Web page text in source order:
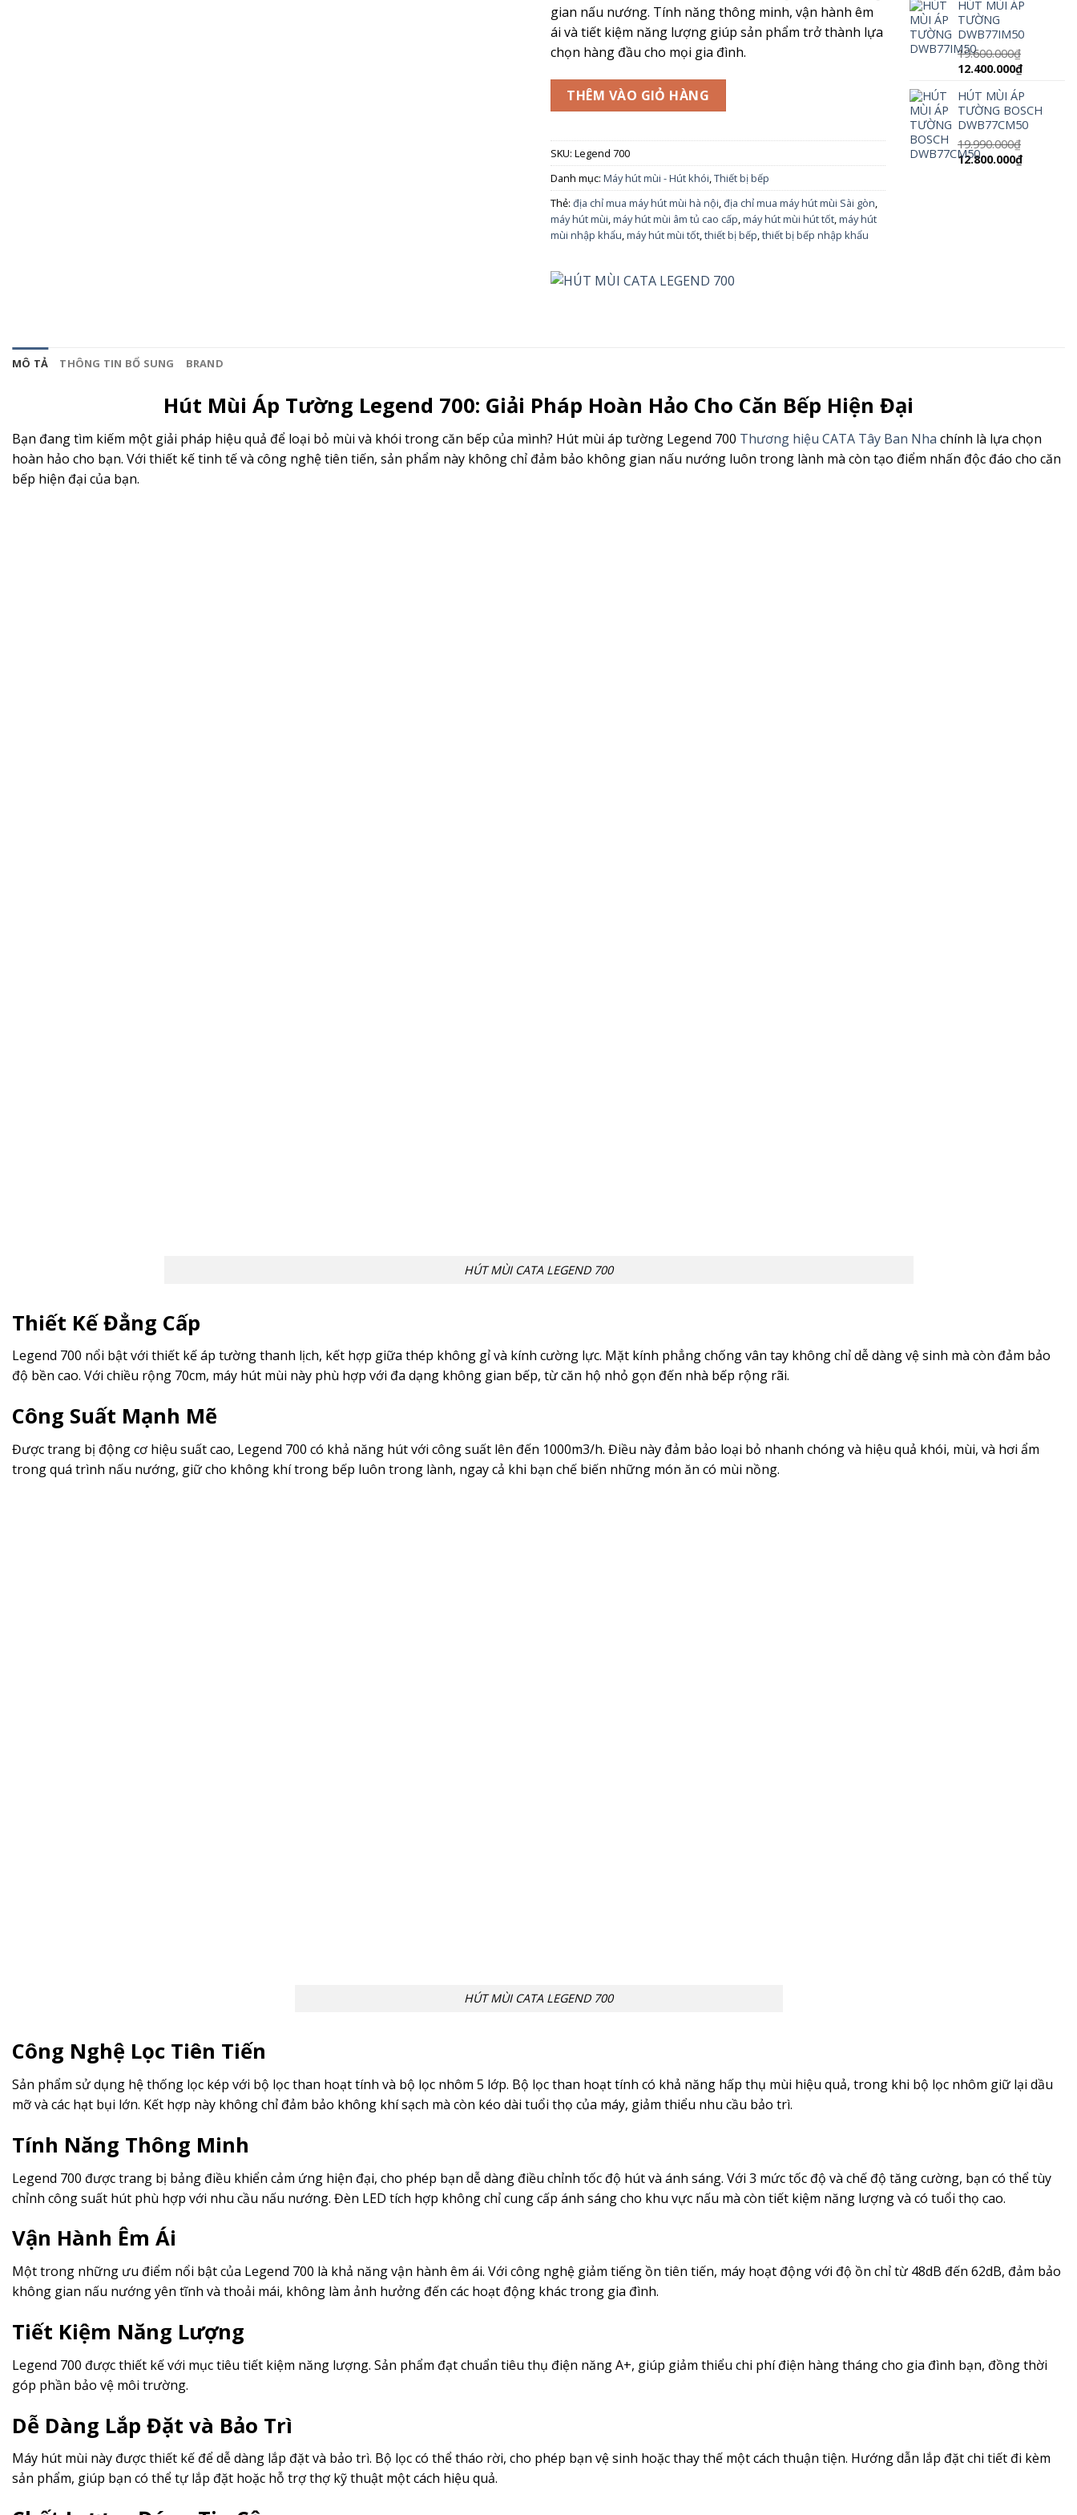
gian nấu nướng. Tính năng thông minh, vận hành êm
ái và tiết kiệm năng lượng giúp sản phẩm trở thành lựa
chọn hàng đầu cho mọi gia đình.
THÊM VÀO GIỎ HÀNG
SKU: Legend 700
Danh mục: Máy hút mùi - Hút khói,Thiết bị bếp
Thẻ: địa chỉ mua máy hút mùi hà nội,địa chỉ mua máy hút mùi Sài gòn,
máy hút mùi,máy hút mùi âm tủ cao cấp,máy hút mùi hút tốt,máy hút
mùi nhập khẩu,máy hút mùi tốt,thiết bị bếp,thiết bị bếp nhập khẩu
là:
12.590.000₫.
tại
9.443.000₫.
HÚT MÙI ÁP
TƯỜNG
DWB77IM50
19.600.000₫
Giá
là:
19.600.000₫.
12.400.000₫Giá
tại
là:
HÚT MÙI ÁP
TƯỜNG BOSCH
DWB77CM50
19.990.000₫
Giá
12.800.000₫Giá
MÔ TẢ THÔNG TIN BỔ SUNG BRAND
Hút Mùi Áp Tường Legend 700: Giải Pháp Hoàn Hảo Cho Căn Bếp Hiện Đại
Bạn đang tìm kiếm một giải pháp hiệu quả để loại bỏ mùi và khói trong căn bếp của mình? Hút mùi áp tường Legend 700 Thương hiệu CATA Tây Ban Nha chính là lựa chọn
hoàn hảo cho bạn. Với thiết kế tinh tế và công nghệ tiên tiến, sản phẩm này không chỉ đảm bảo không gian nấu nướng luôn trong lành mà còn tạo điểm nhấn độc đáo cho căn
bếp hiện đại của bạn.
HÚT MÙI CATA LEGEND 700
Thiết Kế Đẳng Cấp
Legend 700 nổi bật với thiết kế áp tường thanh lịch, kết hợp giữa thép không gỉ và kính cường lực. Mặt kính phẳng chống vân tay không chỉ dễ dàng vệ sinh mà còn đảm bảo
độ bền cao. Với chiều rộng 70cm, máy hút mùi này phù hợp với đa dạng không gian bếp, từ căn hộ nhỏ gọn đến nhà bếp rộng rãi.
Công Suất Mạnh Mẽ
Được trang bị động cơ hiệu suất cao, Legend 700 có khả năng hút với công suất lên đến 1000m3/h. Điều này đảm bảo loại bỏ nhanh chóng và hiệu quả khói, mùi, và hơi ẩm
trong quá trình nấu nướng, giữ cho không khí trong bếp luôn trong lành, ngay cả khi bạn chế biến những món ăn có mùi nồng.
HÚT MÙI CATA LEGEND 700
Công Nghệ Lọc Tiên Tiến
Sản phẩm sử dụng hệ thống lọc kép với bộ lọc than hoạt tính và bộ lọc nhôm 5 lớp. Bộ lọc than hoạt tính có khả năng hấp thụ mùi hiệu quả, trong khi bộ lọc nhôm giữ lại dầu
mỡ và các hạt bụi lớn. Kết hợp này không chỉ đảm bảo không khí sạch mà còn kéo dài tuổi thọ của máy, giảm thiểu nhu cầu bảo trì.
Tính Năng Thông Minh
Legend 700 được trang bị bảng điều khiển cảm ứng hiện đại, cho phép bạn dễ dàng điều chỉnh tốc độ hút và ánh sáng. Với 3 mức tốc độ và chế độ tăng cường, bạn có thể tùy
chỉnh công suất hút phù hợp với nhu cầu nấu nướng. Đèn LED tích hợp không chỉ cung cấp ánh sáng cho khu vực nấu mà còn tiết kiệm năng lượng và có tuổi thọ cao.
Vận Hành Êm Ái
Một trong những ưu điểm nổi bật của Legend 700 là khả năng vận hành êm ái. Với công nghệ giảm tiếng ồn tiên tiến, máy hoạt động với độ ồn chỉ từ 48dB đến 62dB, đảm bảo
không gian nấu nướng yên tĩnh và thoải mái, không làm ảnh hưởng đến các hoạt động khác trong gia đình.
Tiết Kiệm Năng Lượng
Legend 700 được thiết kế với mục tiêu tiết kiệm năng lượng. Sản phẩm đạt chuẩn tiêu thụ điện năng A+, giúp giảm thiểu chi phí điện hàng tháng cho gia đình bạn, đồng thời
góp phần bảo vệ môi trường.
Dễ Dàng Lắp Đặt và Bảo Trì
Máy hút mùi này được thiết kế để dễ dàng lắp đặt và bảo trì. Bộ lọc có thể tháo rời, cho phép bạn vệ sinh hoặc thay thế một cách thuận tiện. Hướng dẫn lắp đặt chi tiết đi kèm
sản phẩm, giúp bạn có thể tự lắp đặt hoặc hỗ trợ thợ kỹ thuật một cách hiệu quả.